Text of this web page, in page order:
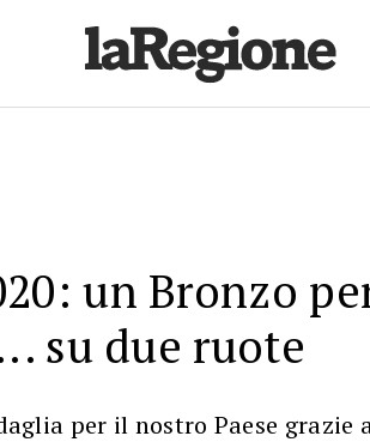
un Bronzo
su due ruote
per il nostro Paese grazie